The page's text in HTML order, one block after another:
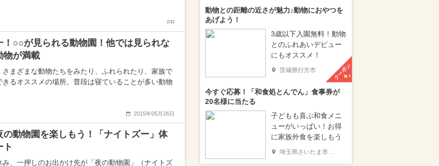
PR
！○○が見られる動物園！他では見られな
物が満載
さまざまな動物たちをみたり、ふれられたり、家族で
きるオススメの場所。普段は寝ていることが多い動物
2015年05月26日
の動物園を楽しもう！「ナイトズー」体
ト
み、一押しのお出かけ先が「夜の動物園」（ナイトズ
動物との距離の近さが魅力♪動物におやつを
あげよう！
3歳以下入園無料！動物
とのふれあいデビュー
にもオススメ！
茨城県行方市 クーポン
今すぐ応募！「和食処とんでん」食事券が
20名様に当たる
子どもも喜ぶ和食メニ
ューがいっぱい！お得
に家族外食を楽しもう
埼玉県さいたま市南区